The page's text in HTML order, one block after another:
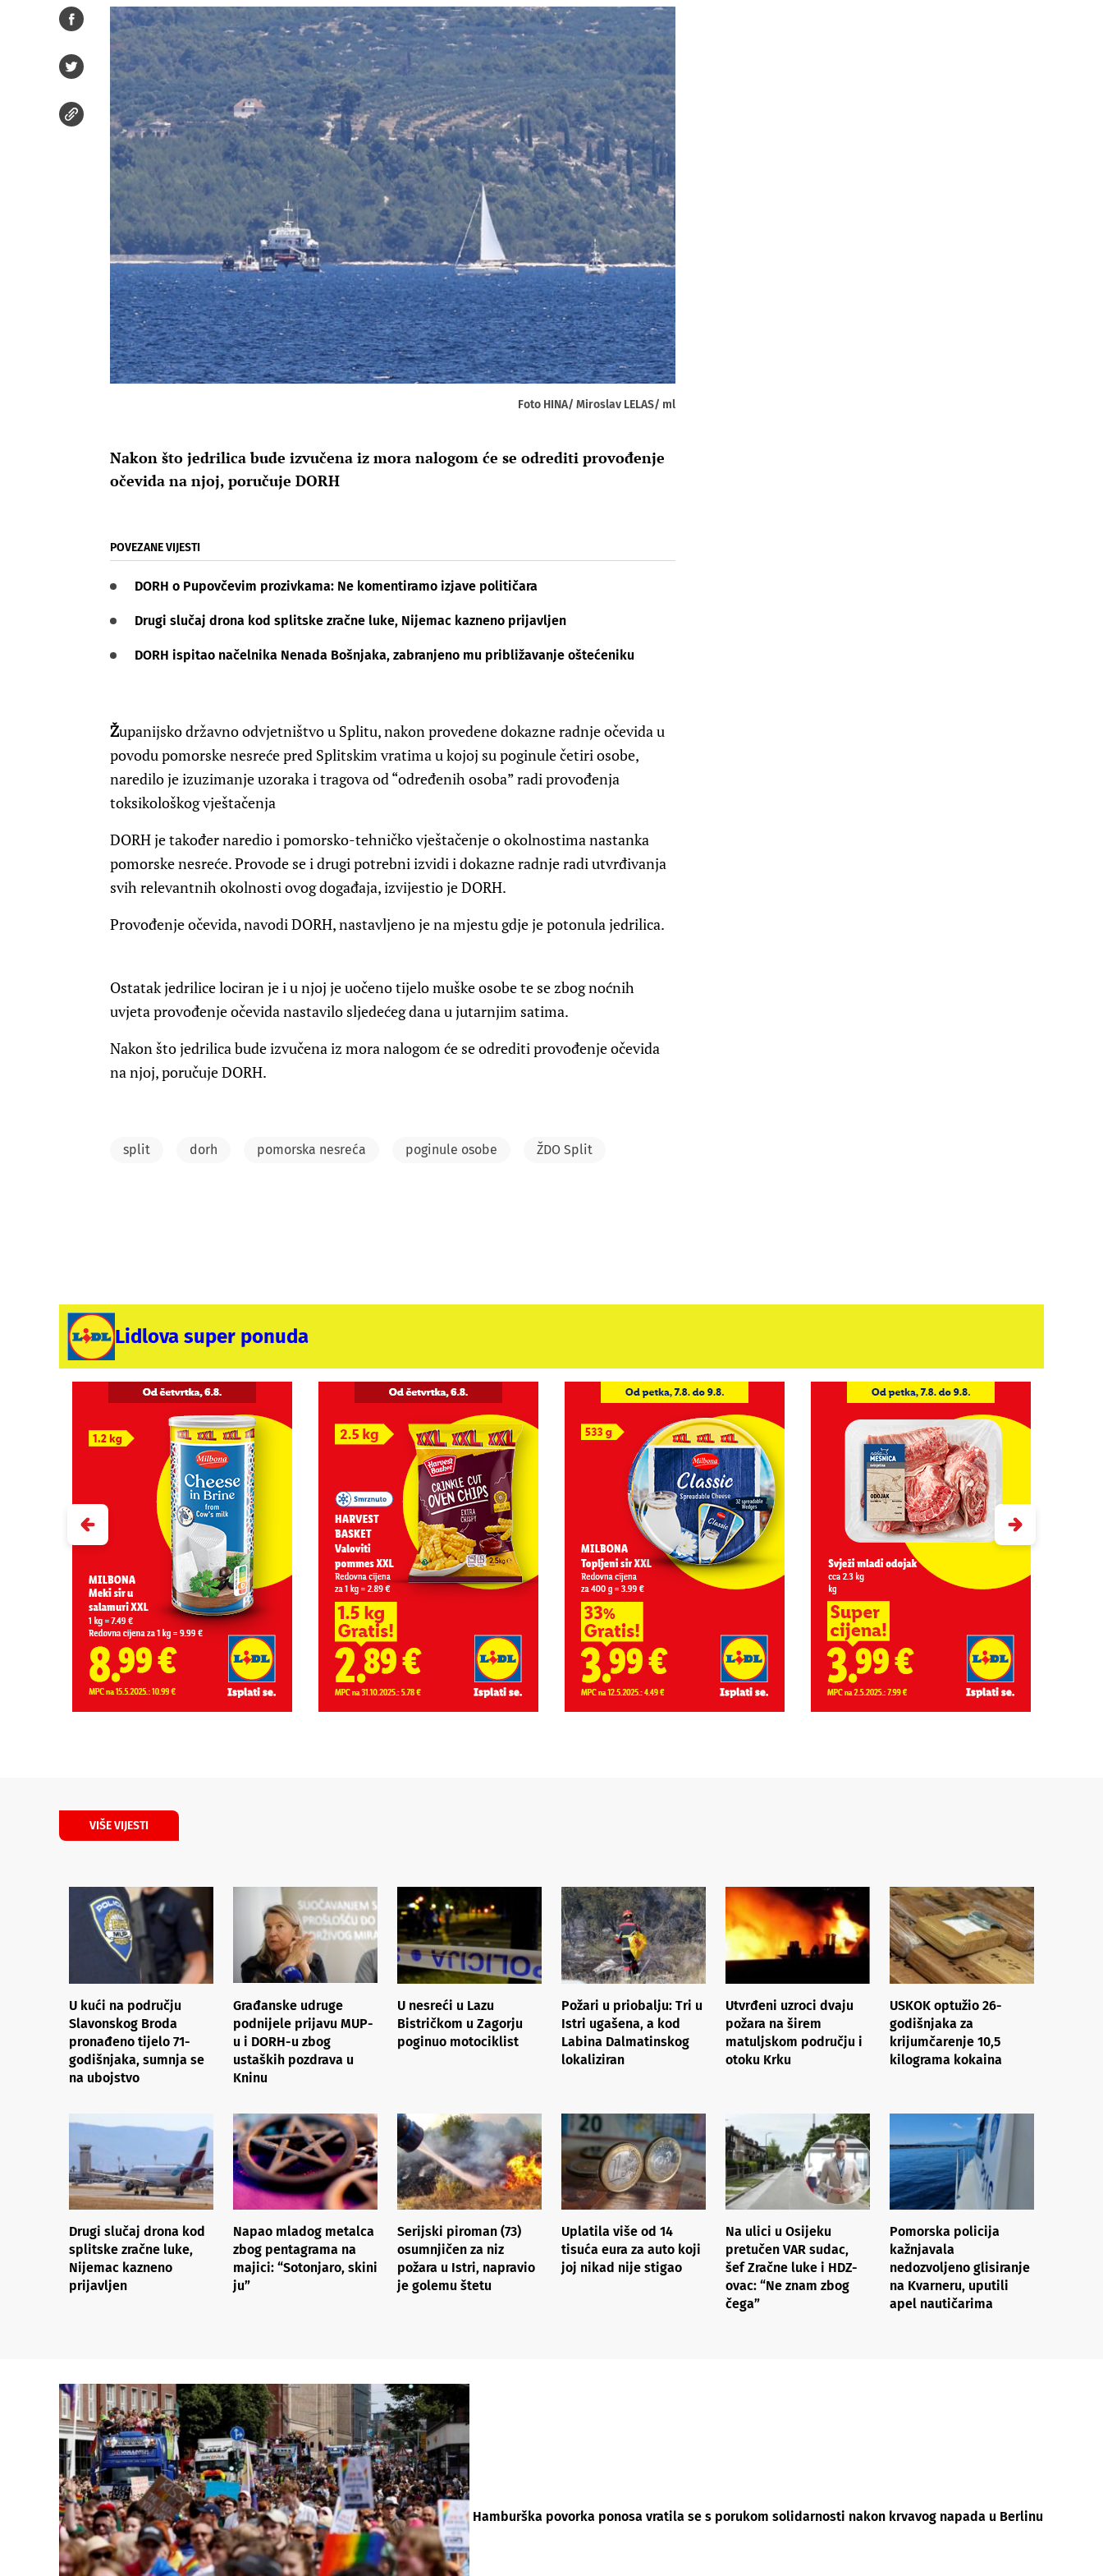
Foto HINA/ Miroslav LELAS/ ml
Nakon što jedrilica bude izvučena iz mora nalogom će se odrediti provođenje
očevida na njoj, poručuje DORH
POVEZANE VIJESTI
DORH o Pupovčevim prozivkama: Ne komentiramo izjave političara
Drugi slučaj drona kod splitske zračne luke, Nijemac kazneno prijavljen
DORH ispitao načelnika Nenada Bošnjaka, zabranjeno mu približavanje oštećeniku
Županijsko državno odvjetništvo u Splitu, nakon provedene dokazne radnje očevida u
povodu pomorske nesreće pred Splitskim vratima u kojoj su poginule četiri osobe,
naredilo je izuzimanje uzoraka i tragova od “određenih osoba” radi provođenja
toksikološkog vještačenja
DORH je također naredio i pomorsko-tehničko vještačenje o okolnostima nastanka
pomorske nesreće. Provode se i drugi potrebni izvidi i dokazne radnje radi utvrđivanja
svih relevantnih okolnosti ovog događaja, izvijestio je DORH.
Provođenje očevida, navodi DORH, nastavljeno je na mjestu gdje je potonula jedrilica.
Ostatak jedrilice lociran je i u njoj je uočeno tijelo muške osobe te se zbog noćnih
uvjeta provođenje očevida nastavilo sljedećeg dana u jutarnjim satima.
Nakon što jedrilica bude izvučena iz mora nalogom će se odrediti provođenje očevida
na njoj, poručuje DORH.
split dorh pomorska nesreća poginule osobe ŽDO Split
Lidlova super ponuda
VIŠE VIJESTI
U kući na području
Slavonskog Broda
pronađeno tijelo 71-
godišnjaka, sumnja se
na ubojstvo
Građanske udruge
podnijele prijavu MUP-
u i DORH-u zbog
ustaških pozdrava u
Kninu
U nesreći u Lazu
Bistričkom u Zagorju
poginuo motociklist
Požari u priobalju: Tri u
Istri ugašena, a kod
Labina Dalmatinskog
lokaliziran
Utvrđeni uzroci dvaju
požara na širem
matuljskom području i
otoku Krku
USKOK optužio 26-
godišnjaka za
krijumčarenje 10,5
kilograma kokaina
Drugi slučaj drona kod
splitske zračne luke,
Nijemac kazneno
prijavljen
Napao mladog metalca
zbog pentagrama na
majici: “Sotonjaro, skini
ju”
Serijski piroman (73)
osumnjičen za niz
požara u Istri, napravio
je golemu štetu
Uplatila više od 14
tisuća eura za auto koji
joj nikad nije stigao
Na ulici u Osijeku
pretučen VAR sudac,
šef Zračne luke i HDZ-
ovac: “Ne znam zbog
čega”
Pomorska policija
kažnjavala
nedozvoljeno glisiranje
na Kvarneru, uputili
apel nautičarima
Hamburška povorka ponosa vratila se s porukom solidarnosti nakon krvavog napada u Berlinu